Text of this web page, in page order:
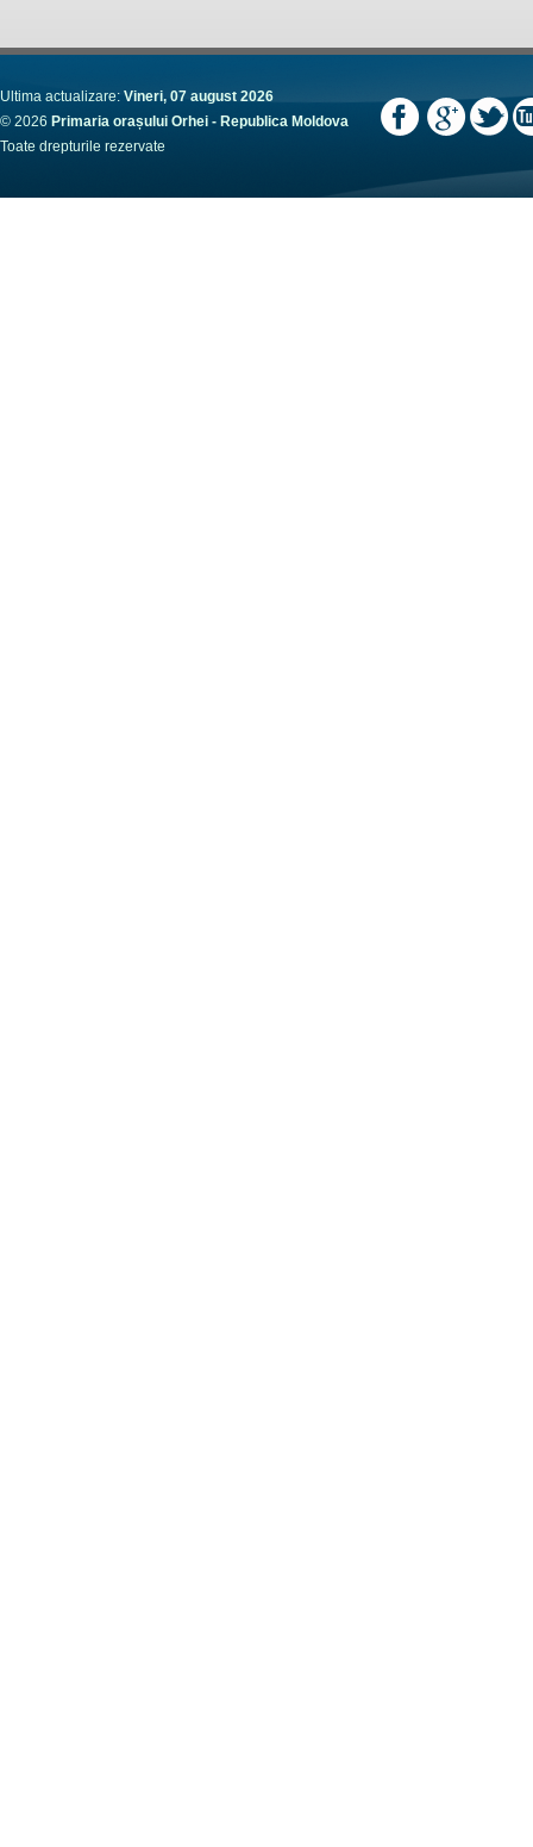
Ultima actualizare: Vineri, 07 august 2026
© 2026 Primaria orașului Orhei - Republica Moldova
Toate drepturile rezervate